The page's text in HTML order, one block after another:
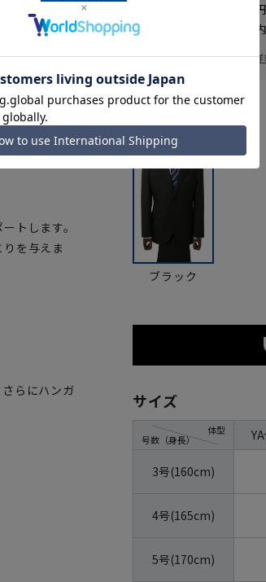
トします。
を与えま
らにハンガ
日以
お届け日を調べる詳
ブラック
サイズ
号数（身長）
体型
3号(160cm)
4号(165cm)
5号(170cm)